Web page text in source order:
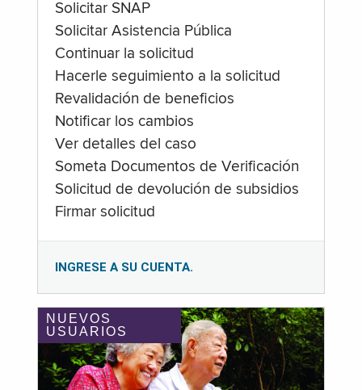
Solicitar SNAP
Solicitar Asistencia Pública
Continuar la solicitud
Hacerle seguimiento a la solicitud
Revalidación de beneficios
Notificar los cambios
Ver detalles del caso
Someta Documentos de Verificación
Solicitud de devolución de subsidios
Firmar solicitud
INGRESE A SU CUENTA.
NUEVOS
USUARIOS